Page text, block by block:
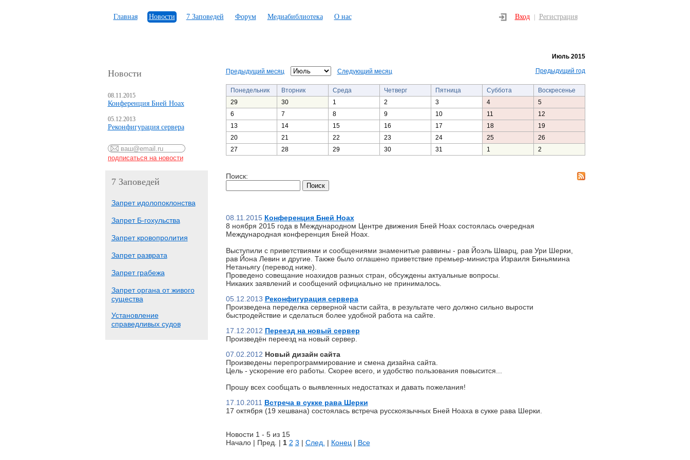
Главная Новости 7 Заповедей Форум Медиабиблиотека О нас Вход Регистрация
Новости
08.11.2015
Конференция Бней Ноах
05.12.2013
Реконфигурация сервера
7 Заповедей
Запрет идолопоклонства
Запрет Б-гохульства
Запрет кровопролития
Запрет разврата
Запрет грабежа
Запрет органа от живого
существа
Установление
справедливых судов
Июль 2015
Предыдущий месяц Следующий месяц Предыдущий год
Понедельник Вторник Среда Четверг Пятница Суббота
Воскресенье
29
30 1 2 3 4
5
6
7 8 9 10 11
12
13
14 15 16 17 18
19
20
21 22 23 24 25
26
27
28 29 30 31 1 2
Поиск:
08.11.2015 Конференция Бней Ноах
8 ноября 2015 года в Международном Центре движения Бней Ноах состоялась очередная
Международная конференция Бней Ноах.
Выступили с приветствиями и сообщениями знаменитые раввины - рав Йоэль Шварц, рав Ури Шерки,
рав Йона Левин и другие. Также было оглашено приветствие премьер-министра Израиля Биньямина
Нетаньягу (перевод ниже).
Проведено совещание ноахидов разных стран, обсуждены актуальные вопросы.
Никаких заявлений и сообщений официально не принималось.
05.12.2013 Реконфигурация сервера
Произведена переделка серверной части сайта, в результате чего должно сильно вырости
быстродействие и сделаться более удобной работа на сайте.
17.12.2012 Переезд на новый сервер
Произведён переезд на новый сервер.
07.02.2012 Новый дизайн сайта
Произведены перепрограммирование и смена дизайна сайта.
Цель - ускорение его работы. Скорее всего, и удобство пользования повысится...
Прошу всех сообщать о выявленных недостатках и давать пожелания!
17.10.2011 Встреча в сукке рава Шерки
17 октября (19 хешвана) состоялась встреча русскоязычных Бней Ноаха в сукке рава Шерки.
Новости 1 - 5 из 15
Начало | Пред. | 1 2 3 | След. | Конец | Все